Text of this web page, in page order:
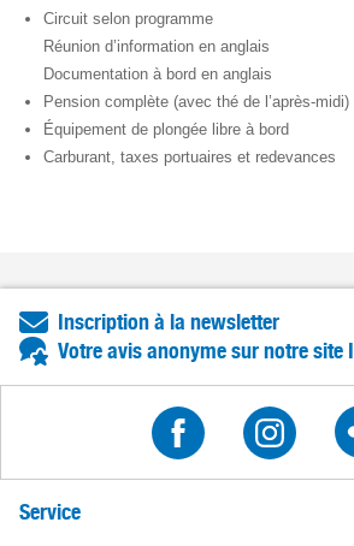
Circuit selon programme
Réunion d’information en anglais
Documentation à bord en anglais
Pension complète (avec thé de l’après-midi)
Équipement de plongée libre à bord
Carburant, taxes portuaires et redevances
Inscription à la newsletter
Votre avis anonyme sur notre site
Service